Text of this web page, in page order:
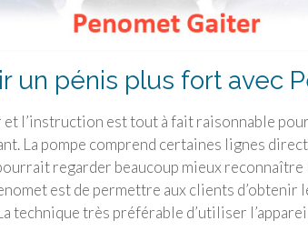
un pénis plus fort avec
l’instruction est tout à fait raisonnable
La pompe comprend certaines lignes
regarder beaucoup mieux
est de permettre aux clients
technique très préférable d’utiliser